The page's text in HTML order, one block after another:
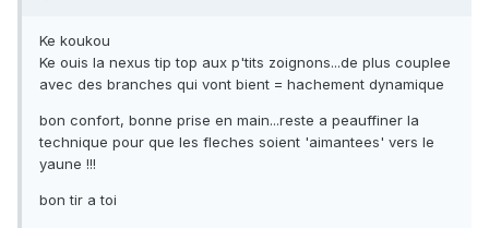
Ke koukou
Ke ouis la nexus tip top aux p'tits zoignons...de plus couplee
avec des branches qui vont bient = hachement dynamique
bon confort, bonne prise en main...reste a peauffiner la
technique pour que les fleches soient 'aimantees' vers le
yaune !!!
bon tir a toi